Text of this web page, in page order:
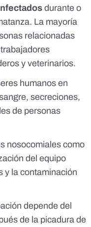
durante o
La mayoría
relacionadas
y veterinarios.
humanos en
secreciones,
de personas
nosocomiales como
del equipo
y la contaminación
depende del
de la picadura de